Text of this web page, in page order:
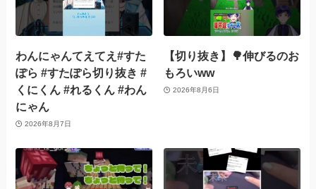
わんにゃんてえてえ#すた
ぽら #すたぽら切り抜き #
くにくん #れるくん #わん
にゃん
2026年8月7日
【切り抜き】🌳伸びるのお
もろいww
2026年8月6日